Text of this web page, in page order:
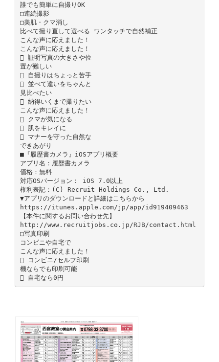
誰でも簡単に自撮りOK
□連続撮影
□美肌・クマ消し
比べて撮り直して選べる ワンタッチで自然補正
こんな声に応えました！
こんな声に応えました！
 証明写真の大きさや位
置が難しい
 自撮りはちょっと苦手
 並べて違いをちゃんと
見比べたい
 納得いくまで撮りたい
こんな声に応えました！
 クマが気になる
 肌をキレイに
 マナーを守った自然な
できあがり
■『履歴書カメラ』iOSアプリ概要
アプリ名：履歴書カメラ
価格：無料
対応OSバージョン： iOS 7.0以上
権利表記：(C) Recruit Holdings Co., Ltd.
▼アプリのダウンロードと詳細はこちらから
https://itunes.apple.com/jp/app/id919409463
【本件に関するお問い合わせ先】
http://www.recruitjobs.co.jp/RJB/contact.html
□写真印刷
コンビニや自宅で
こんな声に応えました！
 コンビニ/セルフ印刷
機ならでも印刷可能